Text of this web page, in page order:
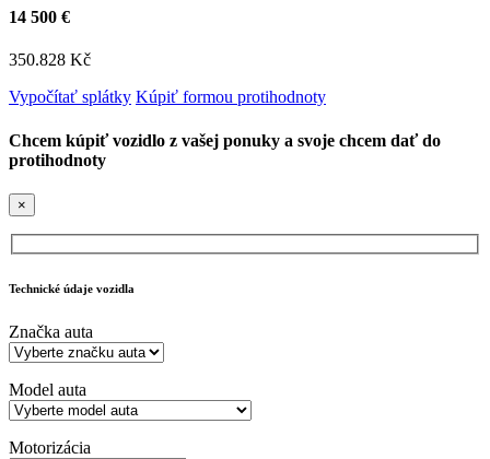
14 500 €
350.828 Kč
Vypočítať splátky Kúpiť formou protihodnoty
Chcem kúpiť vozidlo z vašej ponuky a svoje chcem dať do
protihodnoty
×
Technické údaje vozidla
Značka auta
Model auta
Motorizácia